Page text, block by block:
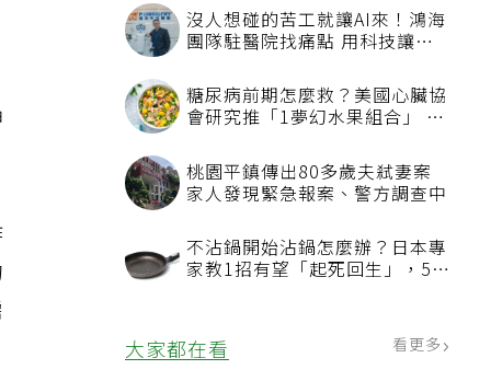
沒人想碰的苦工就讓AI來！鴻海
團隊駐醫院找痛點 用科技讓醫
糖尿病前期怎麼救？美國心臟協
會研究推「1夢幻水果組合」 酪
桃園平鎮傳出80多歲夫弒妻案
家人發現緊急報案、警方調查中
不沾鍋開始沾鍋怎麼辦？日本專
家教1招有望「起死回生」，5情
大家都在看